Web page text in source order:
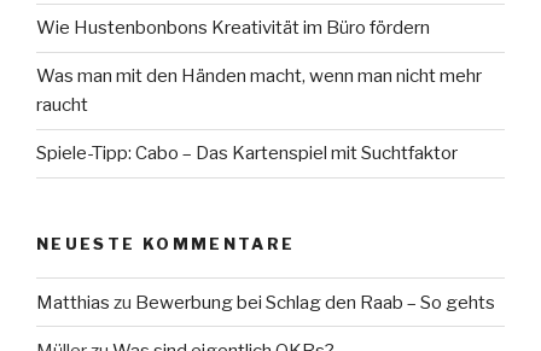
Wie Hustenbonbons Kreativität im Büro fördern
Was man mit den Händen macht, wenn man nicht mehr
raucht
Spiele-Tipp: Cabo – Das Kartenspiel mit Suchtfaktor
NEUESTE KOMMENTARE
Matthias zu Bewerbung bei Schlag den Raab – So gehts